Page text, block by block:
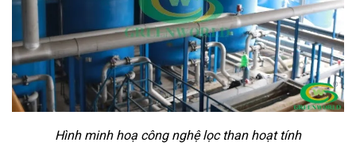
Hình minh hoạ công nghệ lọc than hoạt tính